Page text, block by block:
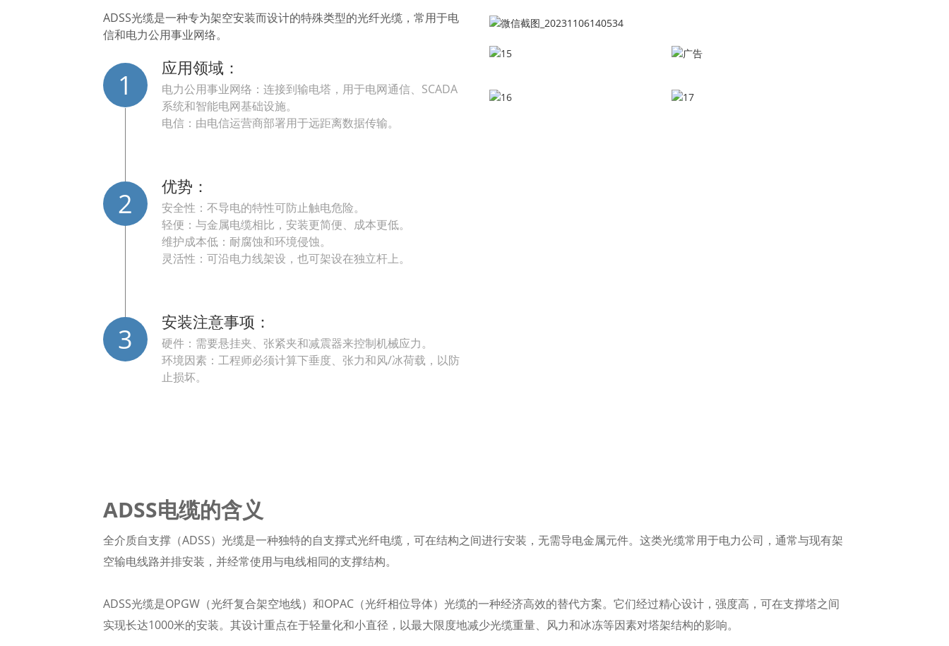
ADSS光缆是一种专为架空安装而设计的特殊类型的光纤光缆，常用于电
信和电力公用事业网络。
1 应用领域：
电力公用事业网络：连接到输电塔，用于电网通信、SCADA
系统和智能电网基础设施。
电信：由电信运营商部署用于远距离数据传输。
2 优势：
安全性：不导电的特性可防止触电危险。
轻便：与金属电缆相比，安装更简便、成本更低。
维护成本低：耐腐蚀和环境侵蚀。
灵活性：可沿电力线架设，也可架设在独立杆上。
3 安装注意事项：
硬件：需要悬挂夹、张紧夹和减震器来控制机械应力。
环境因素：工程师必须计算下垂度、张力和风/冰荷载，以防
止损坏。
ADSS电缆的含义
全介质自支撑（ADSS）光缆是一种独特的自支撑式光纤电缆，可在结构之间进行安装，无需导电金属元件。这类光缆常用于电力公司，通常与现有架
空输电线路并排安装，并经常使用与电线相同的支撑结构。
ADSS光缆是OPGW（光纤复合架空地线）和OPAC（光纤相位导体）光缆的一种经济高效的替代方案。它们经过精心设计，强度高，可在支撑塔之间
实现长达1000米的安装。其设计重点在于轻量化和小直径，以最大限度地减少光缆重量、风力和冰冻等因素对塔架结构的影响。